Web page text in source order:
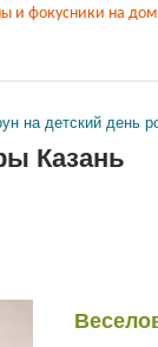
и фокусники на
на детский день
Казань